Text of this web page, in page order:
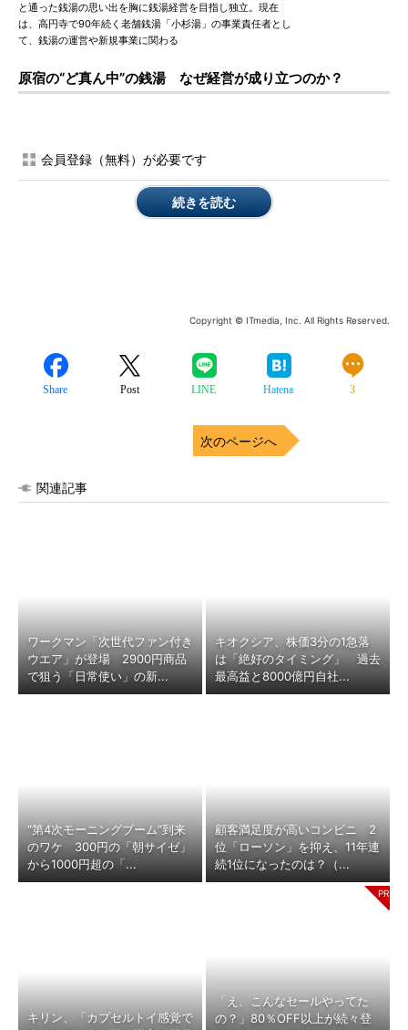
と通った銭湯の思い出を胸に銭湯経営を目指し独立。現在
は、高円寺で90年続く老舗銭湯「小杉湯」の事業責任者とし
て、銭湯の運営や新規事業に関わる
原宿の“ど真ん中”の銭湯 なぜ経営が成り立つのか？
会員登録（無料）が必要です
続きを読む
Copyright © ITmedia, Inc. All Rights Reserved.
Share Post LINE Hatena 3
次のページへ
関連記事
ワークマン「次世代ファン付き
ウエア」が登場 2900円商品
で狙う「日常使い」の新...
キオクシア、株価3分の1急落
は「絶好のタイミング」 過去
最高益と8000億円自社...
“第4次モーニングブーム”到来
のワケ 300円の「朝サイゼ」
から1000円超の「...
顧客満足度が高いコンビニ 2
位「ローソン」を抑え、11年連
続1位になったのは？（...
キリン、「カプセルトイ感覚で
「え、こんなセールやってた
の？」80％OFF以上が続々登